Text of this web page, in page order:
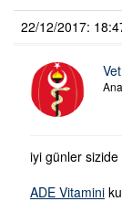
22/12/2017:
iyi günler
ADE Vitamini